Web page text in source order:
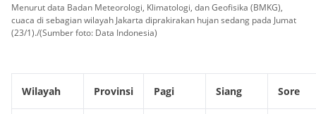
Menurut data Badan Meteorologi, Klimatologi, dan Geofisika (BMKG),
cuaca di sebagian wilayah Jakarta diprakirakan hujan sedang pada Jumat
(23/1)./(Sumber foto: Data Indonesia)
Wilayah Provinsi Pagi Siang Sore